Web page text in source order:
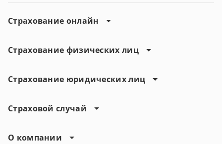
Страхование онлайн
Страхование физических лиц
Страхование юридических лиц
Страховой случай
О компании